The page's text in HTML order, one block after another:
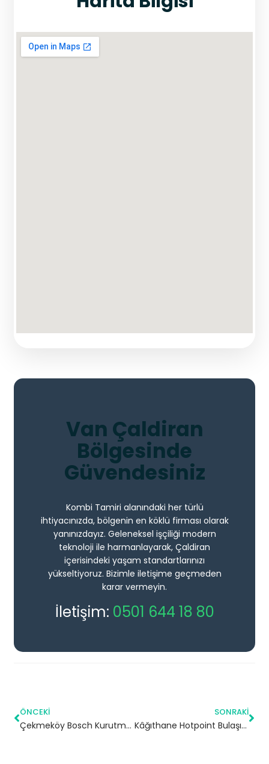
Van Çaldiran
Bölgesinde
Güvendesiniz
Kombi Tamiri alanındaki her türlü
ihtiyacınızda, bölgenin en köklü firması olarak
yanınızdayız. Geleneksel işçiliği modern
teknoloji ile harmanlayarak, Çaldiran
içerisindeki yaşam standartlarınızı
yükseltiyoruz. Bizimle iletişime geçmeden
karar vermeyin.
İletişim: 0501 644 18 80
ÖNCEKI
Çekmeköy Bosch Kurutma Makinesi Servisi
SONRAKI
Kâğıthane Hotpoint Bulaşık Makinesi Servisi